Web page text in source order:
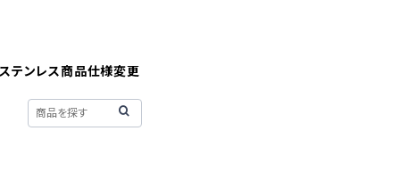
ステンレス商品仕様変更